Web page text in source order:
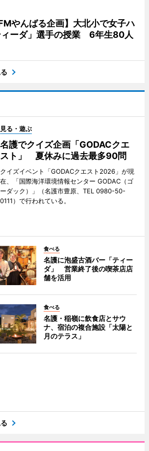
やんばる企画】大北小で女子ハ
ィーダ」選手の授業 6年生80人
見る・遊ぶ
名護でクイズ企画「GODACクエ
スト」 夏休みに過去最多90問
クイズイベント「GODACクエスト2026」が現
在、「国際海洋環境情報センター GODAC（ゴ
ーダック）」（名護市豊原、TEL 0980-50-
0111）で行われている。
食べる
名護に泡盛古酒バー「ティー
ダ」 営業終了後の喫茶店店
舗を活用
食べる
名護・稲嶺に飲食店とサウ
ナ、宿泊の複合施設「太陽と
月のテラス」